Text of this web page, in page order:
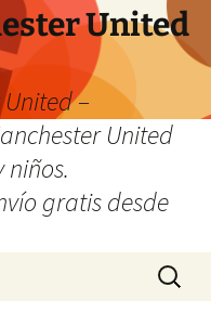
United
–
United
niños.
gratis desde
Buscar: